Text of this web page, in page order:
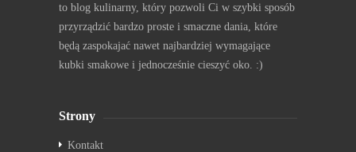
to blog kulinarny, który pozwoli Ci w szybki sposób
przyrządzić bardzo proste i smaczne dania, które
będą zaspokajać nawet najbardziej wymagające
kubki smakowe i jednocześnie cieszyć oko. :)
Strony
Kontakt